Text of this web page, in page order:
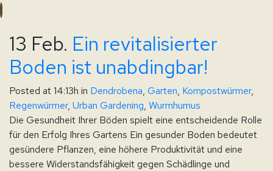
13 Feb. Ein revitalisierter
Boden ist unabdingbar!
Posted at 14:13h in Dendrobena, Garten, Kompostwürmer,
Regenwürmer, Urban Gardening, Wurmhumus
Die Gesundheit Ihrer Böden spielt eine entscheidende Rolle
für den Erfolg Ihres Gartens Ein gesunder Boden bedeutet
gesündere Pflanzen, eine höhere Produktivität und eine
bessere Widerstandsfähigkeit gegen Schädlinge und